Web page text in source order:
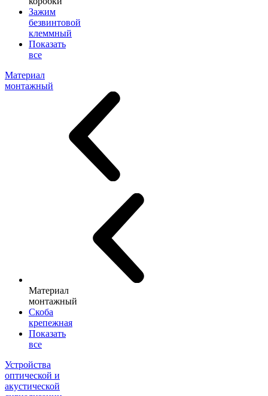
Зажим
безвинтовой
клеммный
Показать
все
Материал
монтажный
Материал
монтажный
Скоба
крепежная
Показать
все
Устройства
оптической и
акустической